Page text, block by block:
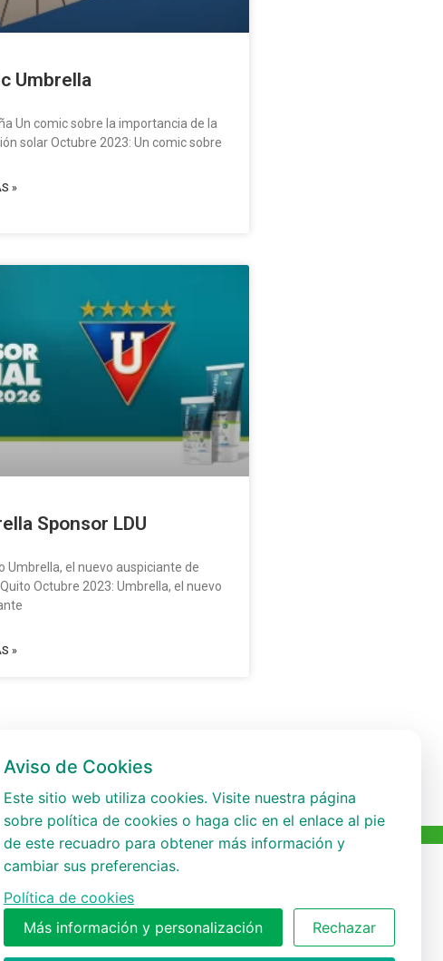
Umbrella
Un comic sobre la importancia de la
solar Octubre 2023: Un comic sobre
»
Sponsor LDU
Umbrella, el nuevo auspiciante de
Octubre 2023: Umbrella, el nuevo
»
Aviso de Cookies
Este sitio web utiliza cookies. Visite nuestra página
sobre política de cookies o haga clic en el enlace al pie
de este recuadro para obtener más información y
cambiar sus preferencias.
Política de cookies
Más información y personalización
Rechazar